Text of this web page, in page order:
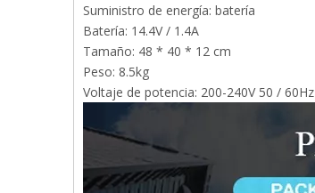
Suministro de energía: batería
Batería: 14.4V / 1.4A
Tamaño: 48 * 40 * 12 cm
Peso: 8.5kg
Voltaje de potencia: 200-240V 50 / 60Hz